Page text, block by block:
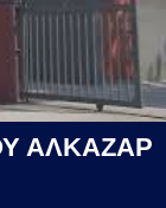
ΑΛΚΑΖΑΡ